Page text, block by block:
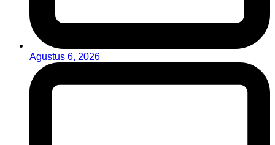
Agustus 6, 2026